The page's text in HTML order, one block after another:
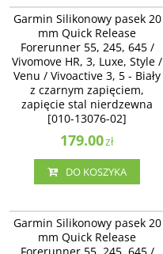
Garmin Silikonowy pasek 20
mm Quick Release
Forerunner 55, 245, 645 /
Vivomove HR, 3, Luxe, Style /
Venu / Vivoactive 3, 5 - Biały
z czarnym zapięciem,
zapięcie stal nierdzewna
[010-13076-02]
179.00zł
DO KOSZYKA
Garmin Silikonowy pasek 20
mm Quick Release